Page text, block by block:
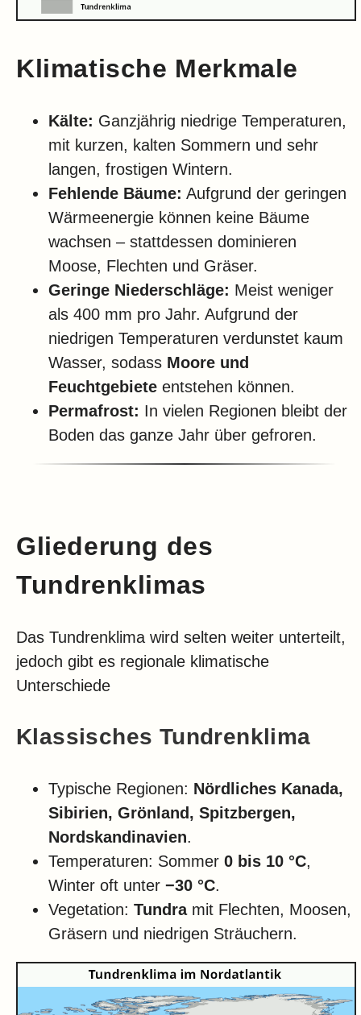
Klimatische Merkmale
Kälte: Ganzjährig niedrige Temperaturen,
mit kurzen, kalten Sommern und sehr
langen, frostigen Wintern.
Fehlende Bäume: Aufgrund der geringen
Wärmeenergie können keine Bäume
wachsen – stattdessen dominieren
Moose, Flechten und Gräser.
Geringe Niederschläge: Meist weniger
als 400 mm pro Jahr. Aufgrund der
niedrigen Temperaturen verdunstet kaum
Wasser, sodass Moore und
Feuchtgebiete entstehen können.
Permafrost: In vielen Regionen bleibt der
Boden das ganze Jahr über gefroren.
Gliederung des
Tundrenklimas
Das Tundrenklima wird selten weiter unterteilt,
jedoch gibt es regionale klimatische
Unterschiede
Klassisches Tundrenklima
Typische Regionen: Nördliches Kanada,
Sibirien, Grönland, Spitzbergen,
Nordskandinavien.
Temperaturen: Sommer 0 bis 10 °C,
Winter oft unter −30 °C.
Vegetation: Tundramit Flechten, Moosen,
Gräsern und niedrigen Sträuchern.